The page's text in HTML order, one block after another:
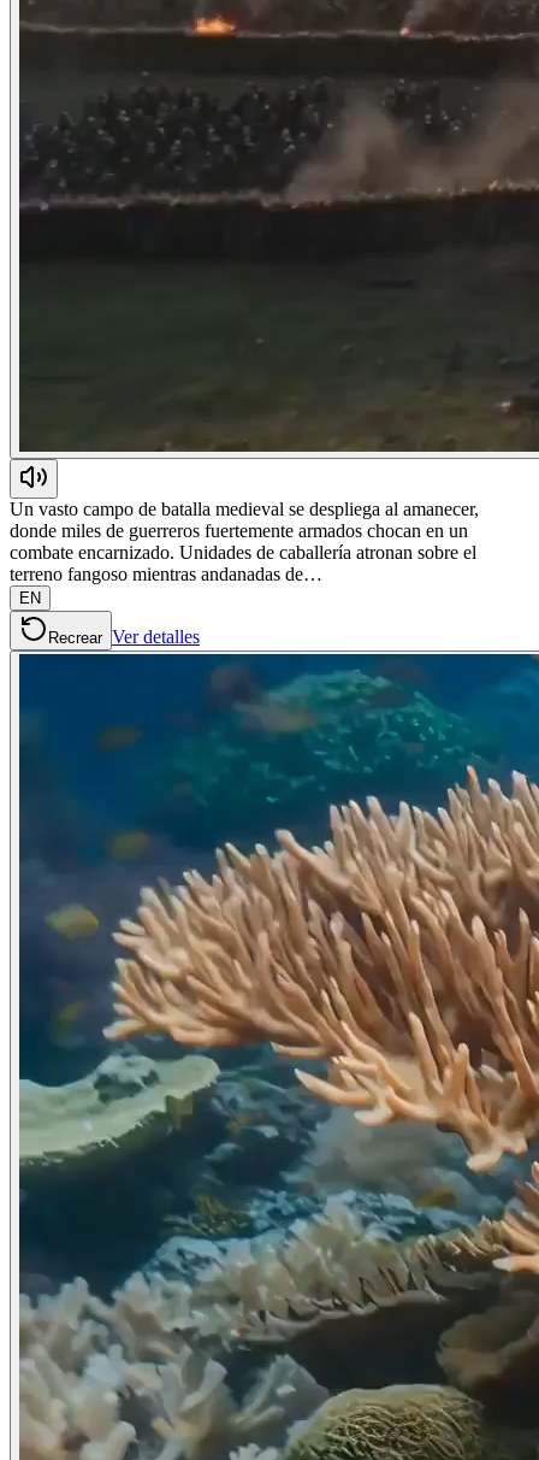
Un vasto campo de batalla medieval se despliega al amanecer,
donde miles de guerreros fuertemente armados chocan en un
combate encarnizado. Unidades de caballería atronan sobre el
terreno fangoso mientras andanadas de…
EN
Recrear Ver detalles